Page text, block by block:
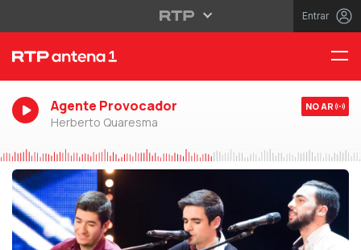
Entrar
Agente Provocador
Herberto Quaresma
NO AR